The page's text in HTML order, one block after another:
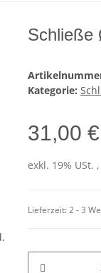
Schließe
Kategorie:
31,00 €
exkl. 19% USt.
Lieferzeit:2 - 3